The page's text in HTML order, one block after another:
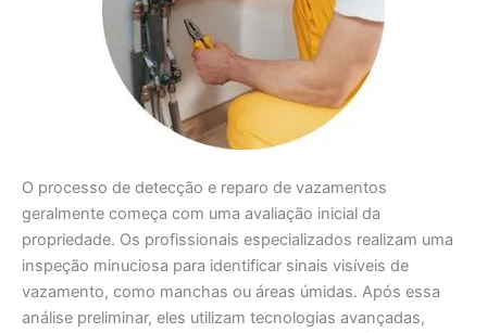
O processo de detecção e reparo de vazamentos
geralmente começa com uma avaliação inicial da
propriedade. Os profissionais especializados realizam uma
inspeção minuciosa para identificar sinais visíveis de
vazamento, como manchas ou áreas úmidas. Após essa
análise preliminar, eles utilizam tecnologias avançadas,